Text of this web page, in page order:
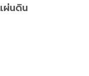
ผ่นดิน